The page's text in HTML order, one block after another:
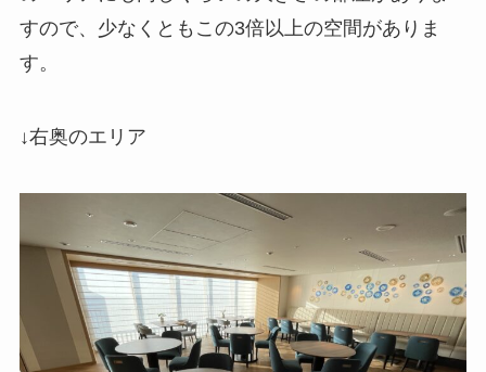
すので、少なくともこの3倍以上の空間がありま
す。
↓右奥のエリア